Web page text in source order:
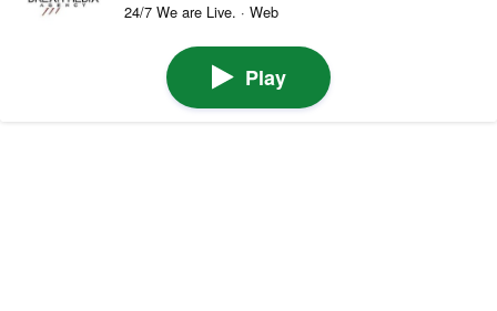
24/7 We are Live. · Web
Play